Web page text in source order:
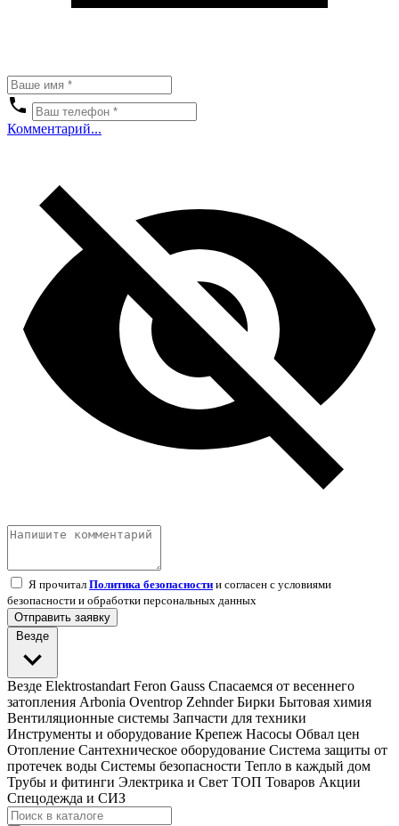
Комментарий...
Я прочитал Политика безопасности и согласен с условиями
безопасности и обработки персональных данных
Отправить заявку
Везде
Везде Elektrostandart Feron Gauss Спасаемся от весеннего
затопления Arbonia Oventrop Zehnder Бирки Бытовая химия
Вентиляционные системы Запчасти для техники
Инструменты и оборудование Крепеж Насосы Обвал цен
Отопление Сантехническое оборудование Система защиты от
протечек воды Системы безопасности Тепло в каждый дом
Трубы и фитинги Электрика и Свет ТОП Товаров Акции
Спецодежда и СИЗ